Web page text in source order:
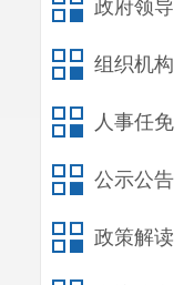
政府领导
组织机构
人事任免
公示公告
政策解读